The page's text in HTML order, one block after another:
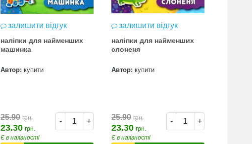
залишити відгук
наліпки для найменших
машинка
Автор: купити
- +
25.90 грн.
23.30 грн.
Є в наявності
залишити відгук
наліпки для найменших
слоненя
Автор: купити
- +
25.90 грн.
23.30 грн.
Є в наявності